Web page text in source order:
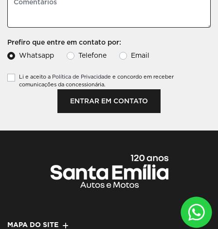
Prefiro que entre em contato por:
Whatsapp
Telefone Email
Li e aceito a Política de Privacidade e concordo em receber
comunicações da concessionária.
ENTRAR EM CONTATO
MAPA DO SITE